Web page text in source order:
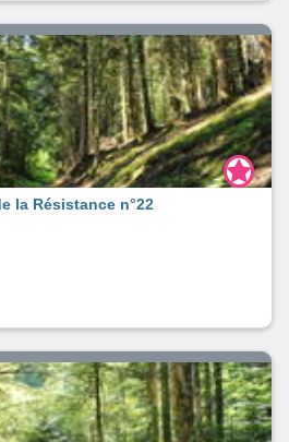
la Résistance n°22